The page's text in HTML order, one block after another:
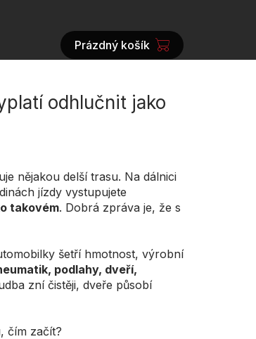
NÁKUPNÍ
Prázdný košík
odhlučnit jako
nějakou delší trasu. Na dálnici
jízdy vystupujete
takovém. Dobrá zpráva je, že s
šetří hmotnost, výrobní
podlahy, dveří,
zní čistěji, dveře působí
čím začít?